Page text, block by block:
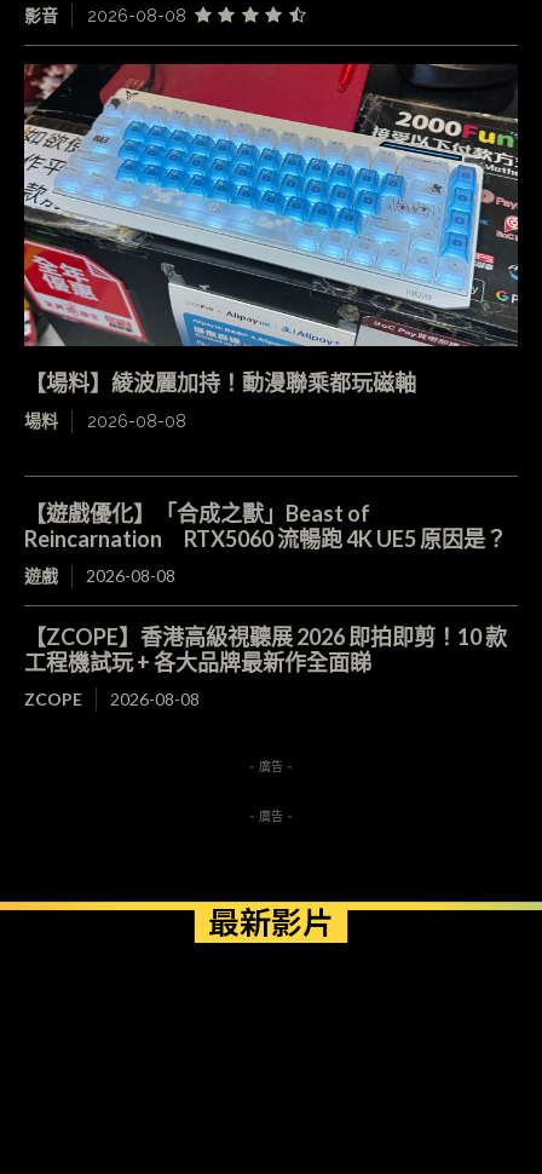
影音 2026-08-08
【場料】綾波麗加持！動漫聯乘都玩磁軸
場料 2026-08-08
【遊戲優化】「合成之獸」Beast of
Reincarnation RTX5060 流暢跑 4K UE5 原因是？
遊戲 2026-08-08
【ZCOPE】香港高級視聽展 2026 即拍即剪！10 款
工程機試玩 + 各大品牌最新作全面睇
ZCOPE 2026-08-08
- 廣告 -
- 廣告 -
最新影片